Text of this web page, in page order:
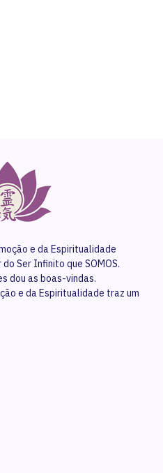
e da Espiritualidade
Ser Infinito que SOMOS.
dou as boas-vindas.
e da Espiritualidade traz um